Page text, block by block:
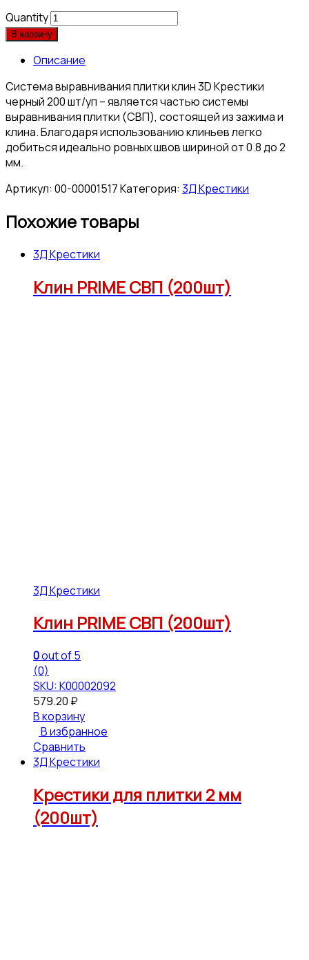
Quantity
В корзину
Описание
Система выравнивания плитки клин 3D Крестики
черный 200 шт/уп – является частью системы
выравнивания плитки (СВП), состоящей из зажима и
клина. Благодаря использованию клиньев легко
добиться идеально ровных швов шириной от 0.8 до 2
мм.
Артикул: 00-00001517Категория: 3Д Крестики
Похожие товары
3Д Крестики
Клин PRIME СВП (200шт)
3Д Крестики
Клин PRIME СВП (200шт)
0out of 5
(0)
SKU: К00002092
579.20 ₽
В корзину
В избранное
Сравнить
3Д Крестики
Крестики для плитки 2 мм
(200шт)